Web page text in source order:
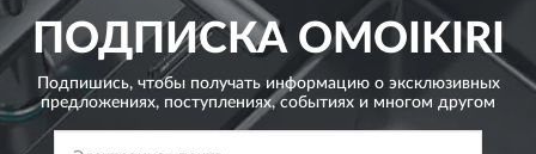
ПОДПИСКАOMOIKIRI
Подпишись, чтобы получать информацию о эксклюзивных
предложениях, поступлениях, событиях и многом другом